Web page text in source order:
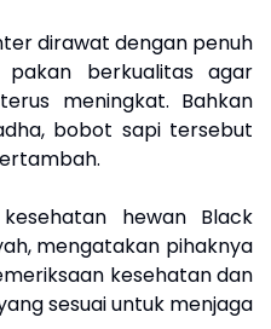
dirawat dengan penuh
berkualitas agar
meningkat. Bahkan
bobot sapi tersebut
hewan Black
mengatakan pihaknya
kesehatan dan
sesuai untuk menjaga